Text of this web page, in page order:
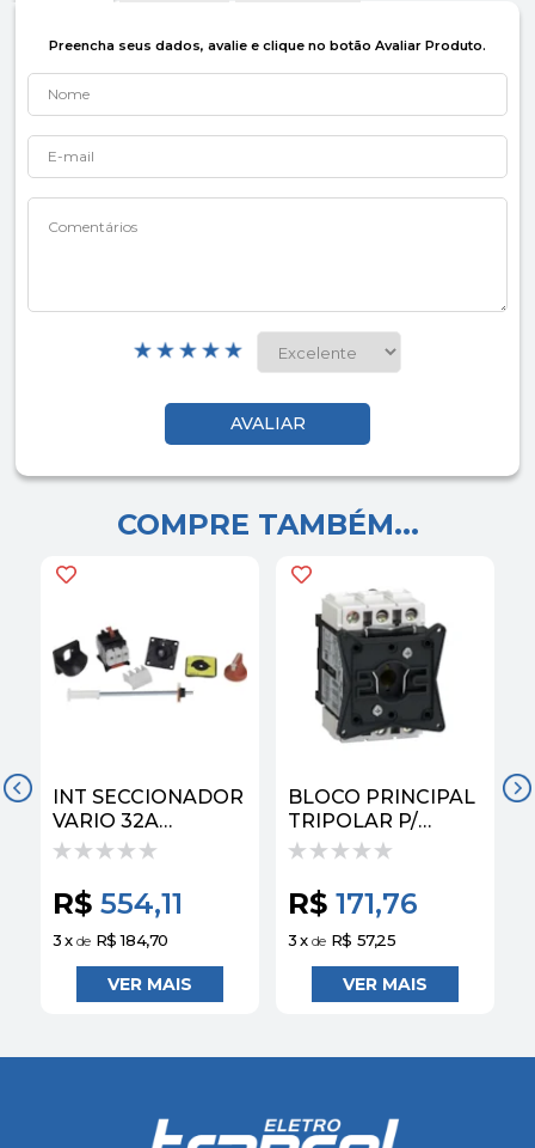
Preencha seus dados, avalie e clique no botão Avaliar Produto.
COMPRE TAMBÉM...
INT SECCIONADOR
VARIO 32A
MANOPLA VM/AM
R$ 554,11
3x de R$ 184,70
BLOCO PRINCIPAL
TRIPOLAR P/
VARIO 25A
R$ 171,76
3x de R$ 57,25